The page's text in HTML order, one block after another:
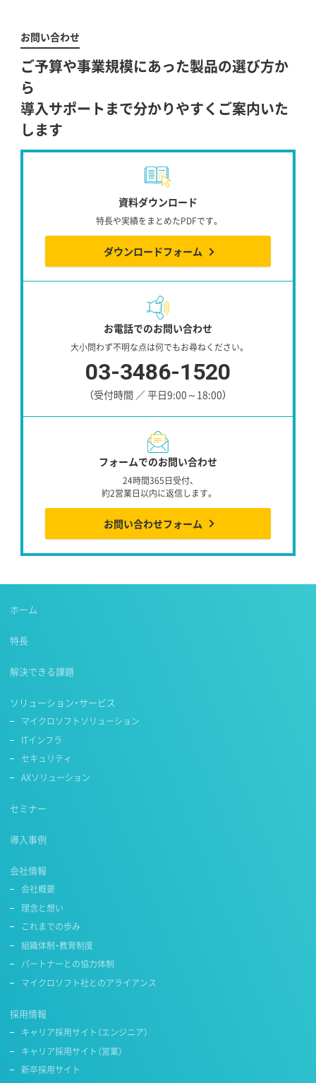
お問い合わせ
ご予算や事業規模にあった製品の選び方か
ら
導入サポートまで分かりやすくご案内いた
します
資料ダウンロード
特長や実績をまとめたPDFです。
ダウンロードフォーム
お電話でのお問い合わせ
大小問わず不明な点は何でもお尋ねください。
03-3486-1520
（受付時間 ／ 平日9:00～18:00）
フォームでのお問い合わせ
24時間365日受付、
約2営業日以内に返信します。
お問い合わせフォーム
ホーム
特長
解決できる課題
ソリューション・サービス
マイクロソフトソリューション
ITインフラ
セキュリティ
AXソリューション
セミナー
導入事例
会社情報
会社概要
理念と想い
これまでの歩み
組織体制・教育制度
パートナーとの協力体制
マイクロソフト社とのアライアンス
採用情報
キャリア採用サイト（エンジニア）
キャリア採用サイト（営業）
新卒採用サイト